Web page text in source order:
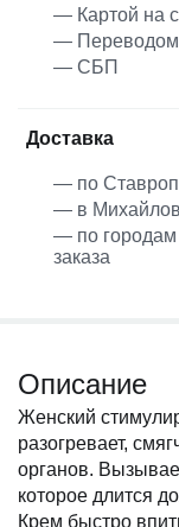
— Картой на
— Переводом
— СБП
Доставка
— по
— в
— по
заказа
Описание
Женский
разогревает,
органов.
которое длится
Крем быстро